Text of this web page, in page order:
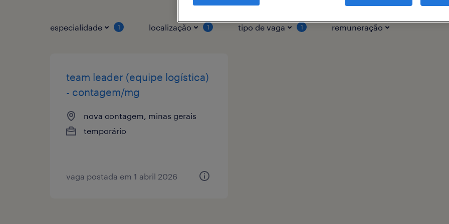
especialidade 1 localização 1 tipo de vaga 1 remuneração
team leader (equipe logística)
- contagem/mg
nova contagem, minas gerais
temporário
vaga postada em 1 abril 2026